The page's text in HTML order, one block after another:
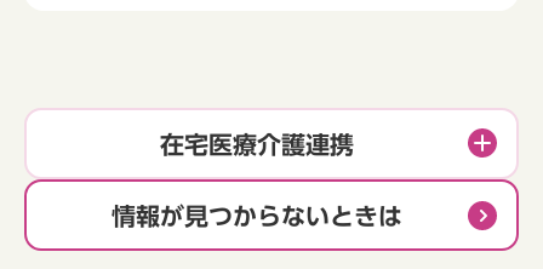
在宅医療介護連携
情報が見つからないときは